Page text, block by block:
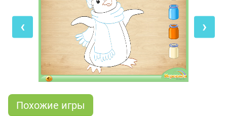
эту милую картинку в яркие цвета, которые ты
найдёшь в баночках с краской. Просто выбери
нужный цвет с помощью мышки, а затем нажми
на область рисунка, которую хочешь раскрасить.
Обрати внимание на контуры картинки: их цвета
подскажут тебе, как правильно раскрасить
нашего пингвинёнка!
‹ ›
Похожие игры